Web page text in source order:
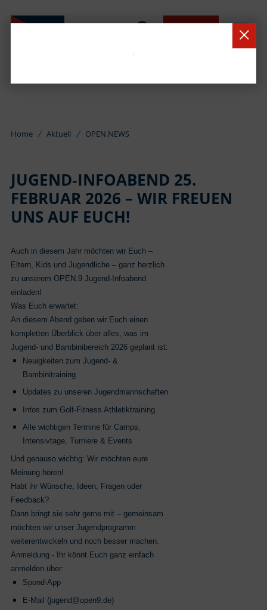
Home Aktuell OPEN.NEWS
JUGEND‑INFOABEND 25.
FEBRUAR 2026 – WIR FREUEN
UNS AUF EUCH!
Auch in diesem Jahr möchten wir Euch –
Eltern, Kids und Jugendliche – ganz herzlich
zu unserem OPEN.9 Jugend‑Infoabend
einladen!
Was Euch erwartet:
An diesem Abend geben wir Euch einen
kompletten Überblick über alles, was im
Jugend‑ und Bambinibereich 2026 geplant ist:
Neuigkeiten zum Jugend‑ &
Bambinitraining
Updates zu unseren Jugendmannschaften
Infos zum Golf‑Fitness Athletiktraining
Alle wichtigen Termine für Camps,
Intensivtage, Turniere & Events
Und genauso wichtig: Wir möchten eure
Meinung hören!
Habt ihr Wünsche, Ideen, Fragen oder
Feedback?
Dann bringt sie sehr gerne mit – gemeinsam
möchten wir unser Jugendprogramm
weiterentwickeln und noch besser machen.
Anmeldung - Ihr könnt Euch ganz einfach
anmelden über:
Spond‑App
E‑Mail (jugend@open9.de)